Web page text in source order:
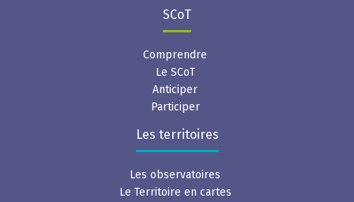
SCoT
Comprendre
Le SCoT
Anticiper
Participer
Les territoires
Les observatoires
Le Territoire en cartes